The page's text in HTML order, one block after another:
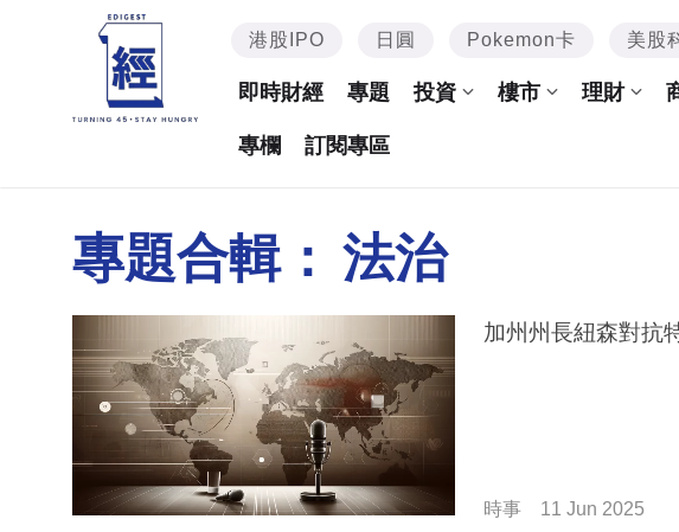
港股IPO 日圓 Pokemon卡 美股
即時財經 專題 投資 樓市 理財
專欄 訂閱專區
專題合輯： 法治
加州州長紐森對抗
時事 11 Jun 2025